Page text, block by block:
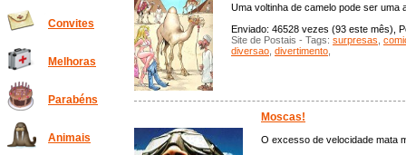
Convites
Melhoras
Parabéns
Animais
Uma voltinha de camelo pode ser uma
Enviado: 46528 vezes (93 este mês),
Site de Postais - Tags: surpresas
diversao divertimento
Moscas!
O excesso de velocidade mata